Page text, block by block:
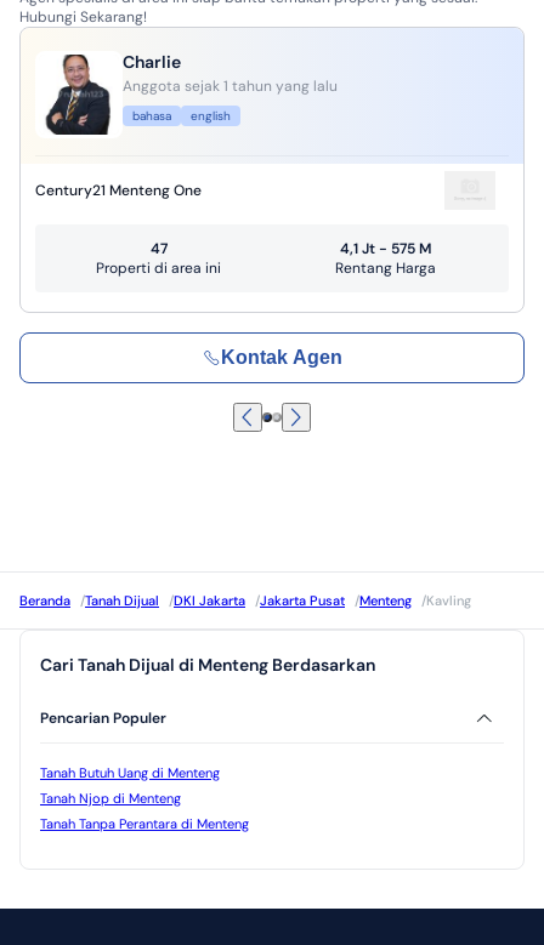
Hubungi Sekarang!
Charlie
Anggota sejak 1 tahun yang lalu
bahasa english
Century21 Menteng One
47
Properti di area ini
4,1 Jt - 575 M
Rentang Harga
Kontak Agen
Beranda /Tanah Dijual /DKI Jakarta /Jakarta Pusat /Menteng /Kavling
Cari Tanah Dijual di Menteng Berdasarkan
Pencarian Populer
Tanah Butuh Uang di Menteng
Tanah Njop di Menteng
Tanah Tanpa Perantara di Menteng